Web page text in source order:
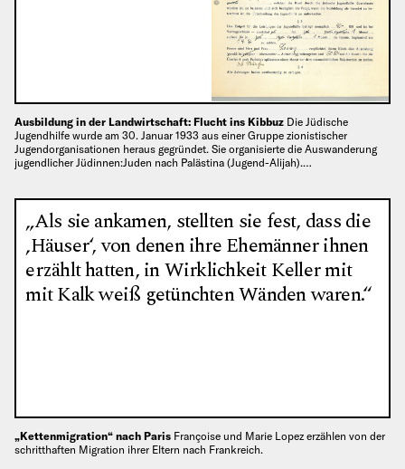
Ausbildung in der Landwirtschaft: Flucht ins Kibbuz Die Jüdische
Jugendhilfe wurde am 30. Januar 1933 aus einer Gruppe zionistischer
Jugendorganisationen heraus gegründet. Sie organisierte die Auswanderung
jugendlicher Jüdinnen:Juden nach Palästina (Jugend-Alijah).…
„Als sie ankamen, stellten sie fest, dass die
‚Häuser‘, von denen ihre Ehemänner ihnen
erzählt hatten, in Wirklichkeit Keller mit
mit Kalk weiß getünchten Wänden waren.“
„Kettenmigration“ nach Paris Françoise und Marie Lopez erzählen von der
schritthaften Migration ihrer Eltern nach Frankreich.